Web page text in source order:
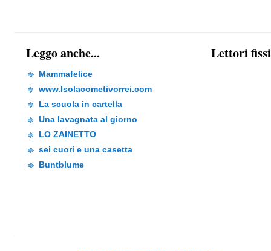
Leggo anche...
Mammafelice
www.Isolacometivorrei.com
La scuola in cartella
Una lavagnata al giorno
LO ZAINETTO
sei cuori e una casetta
Buntblume
Lettori fissi